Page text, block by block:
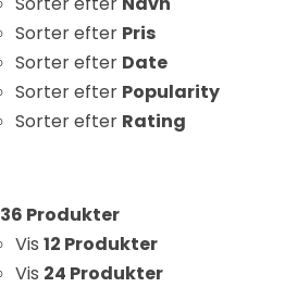
Sorter efter Pris
Sorter efter Date
Sorter efter Popularity
Sorter efter Rating
36 Produkter
Vis 12 Produkter
Vis 24 Produkter